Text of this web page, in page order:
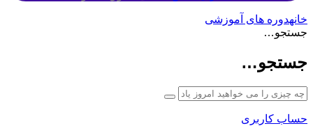
خانهدوره های آموزشی
جستجو…
جستجو…
حساب کاربری